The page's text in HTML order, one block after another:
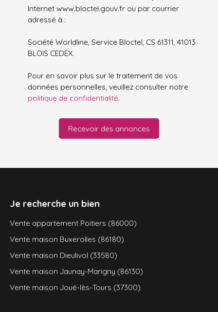
Internet www.bloctel.gouv.fr ou par courrier
adressé à :
Société Worldline, Service Bloctel, CS 61311, 41013
BLOIS CEDEX.
Pour en savoir plus sur le traitement de vos
données personnelles, veuillez consulter notre
politique de confidentialité.
Recevoir des annonces
Je recherche un bien
Vente appartement Poitiers (86000)
Vente maison Buxerolles (86180)
Vente maison Dieulivol (33580)
Vente maison Jaunay-Marigny (86130)
Vente maison Joué-lès-Tours (37300)